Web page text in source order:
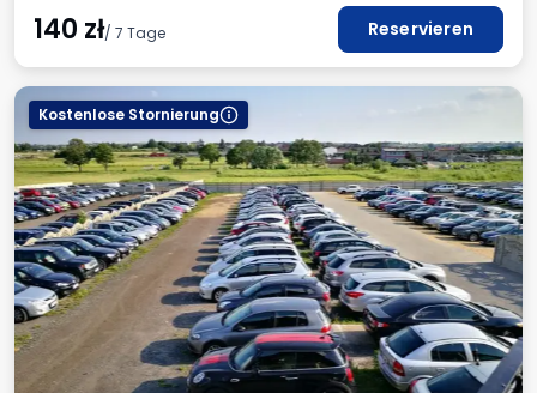
140 zł/ 7 Tage Reservieren
Kostenlose Stornierung